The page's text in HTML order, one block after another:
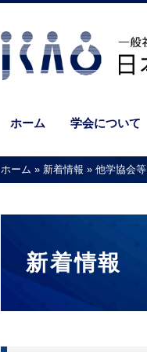
ホーム 学会について
ホーム » 新着情報 » 他学協会等
新着情報